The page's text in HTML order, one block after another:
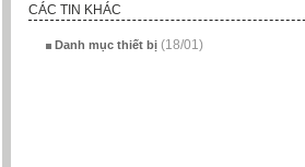
CÁC TIN KHÁC
Danh mục thiết bị (18/01)